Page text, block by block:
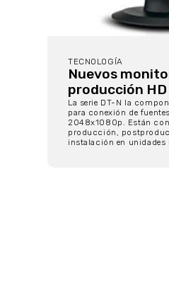
TECNOLOGÍA
Nuevos
producción HD
La serie DT-N la
para conexión de
2048x1080p. Están
producción,
instalación en